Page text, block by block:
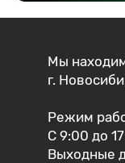
Мы
г.
Режим
С 9:00 до
Выходные